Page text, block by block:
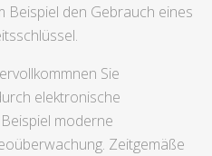
Beispiel den Gebrauch eines
Sie
elektronische
moderne
Zeitgemäße